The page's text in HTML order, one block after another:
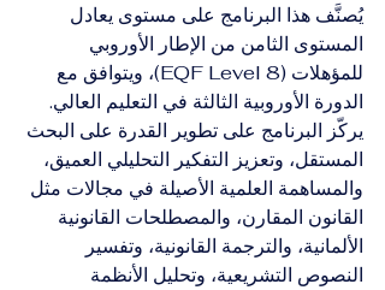
يُصنَّف هذا البرنامج على مستوى يعادل
المستوى الثامن من الإطار الأوروبي
للمؤهلات (EQF Level 8)، ويتوافق مع
الدورة الأوروبية الثالثة في التعليم العالي.
يركّز البرنامج على تطوير القدرة على البحث
المستقل، وتعزيز التفكير التحليلي العميق،
والمساهمة العلمية الأصيلة في مجالات مثل
القانون المقارن، والمصطلحات القانونية
الألمانية، والترجمة القانونية، وتفسير
النصوص التشريعية، وتحليل الأنظمة